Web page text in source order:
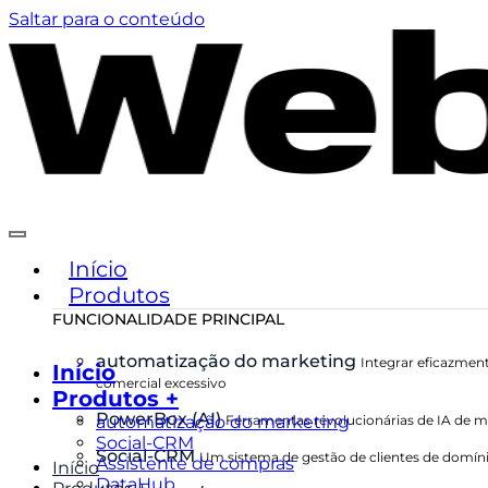
Saltar para o conteúdo
Início
Produtos
FUNCIONALIDADE PRINCIPAL
automatização do marketing Integrar
comercial excessivo
PowerBox (AI) Ferramentas revolucionárias de IA de
Social-CRM Um sistema de gestão de clientes de
Início
Produtos +
automatização do marketing
Social-CRM
Assistente de compras
Início